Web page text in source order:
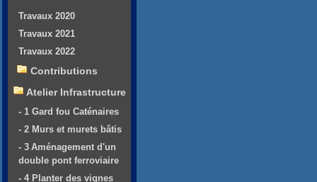
Travaux 2020
Travaux 2021
Travaux 2022
Contributions
Atelier Infrastructure
- 1 Gard fou Caténaires
- 2 Murs et murets bâtis
- 3 Aménagement d'un
double pont ferroviaire
- 4 Planter des vignes